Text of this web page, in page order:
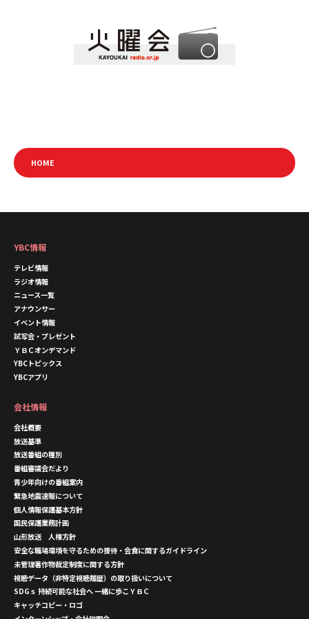
HOME
YBC情報
テレビ情報
ラジオ情報
ニュース一覧
アナウンサー
イベント情報
試写会・プレゼント
ＹＢＣオンデマンド
YBCトピックス
YBCアプリ
会社情報
会社概要
放送基準
放送番組の種別
番組審議会だより
青少年向けの番組案内
緊急地震速報について
個人情報保護基本方針
国民保護業務計画
山形放送 人権方針
安全な職場環境を守るための接待・会食に関するガイドライン
未管理著作物裁定制度に関する方針
視聴データ（非特定視聴履歴）の取り扱いについて
SDGｓ 持続可能な社会へ 一緒に歩こＹＢＣ
キャッチコピー・ロゴ